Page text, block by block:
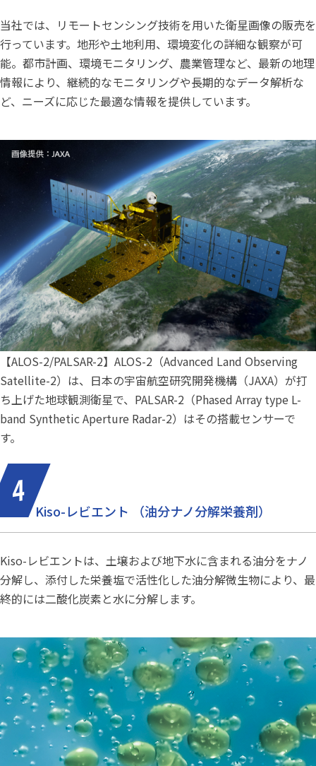
当社では、リモートセンシング技術を用いた衛星画像の販売を
行っています。地形や土地利用、環境変化の詳細な観察が可
能。都市計画、環境モニタリング、農業管理など、最新の地理
情報により、継続的なモニタリングや長期的なデータ解析な
ど、ニーズに応じた最適な情報を提供しています。
【ALOS-2/PALSAR-2】ALOS-2（Advanced Land Observing
Satellite-2）は、日本の宇宙航空研究開発機構（JAXA）が打
ち上げた地球観測衛星で、PALSAR-2（Phased Array type L-
band Synthetic Aperture Radar-2）はその搭載センサーで
す。
Kiso-レビエント （油分ナノ分解栄養剤）
Kiso-レビエントは、土壌および地下水に含まれる油分をナノ
分解し、添付した栄養塩で活性化した油分解微生物により、最
終的には二酸化炭素と水に分解します。